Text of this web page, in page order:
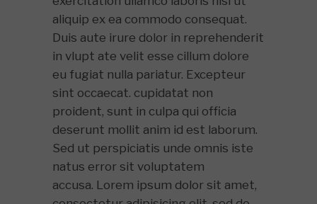
aliquip ex ea commodo consequat.
Duis aute irure dolor in reprehenderit
in vlupt ate velit esse cillum dolore
eu fugiat nulla pariatur. Excepteur
sint occaecat. cupidatat non
proident, sunt in culpa qui officia
deserunt mollit anim id est laborum.
Sed ut perspiciatis unde omnis iste
natus error sit voluptatem
accusa. Lorem ipsum dolor sit amet,